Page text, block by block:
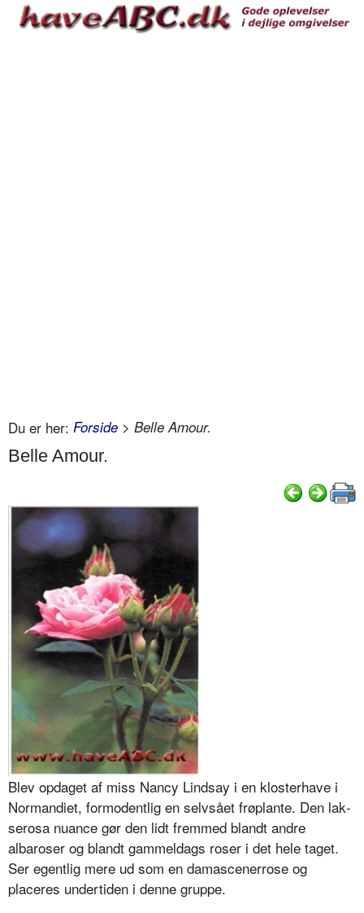
Du er her: Forside > Belle Amour.
Belle Amour.
Blev opdaget af miss Nancy Lindsay i en klosterhave i
Normandiet, formo­dentlig en selvsået frøplante. Den lak­
serosa nuance gør den lidt fremmed blandt andre
albaroser og blandt gam­meldags roser i det hele taget.
Ser egentlig mere ud som en damascener­rose og
placeres undertiden i denne gruppe.